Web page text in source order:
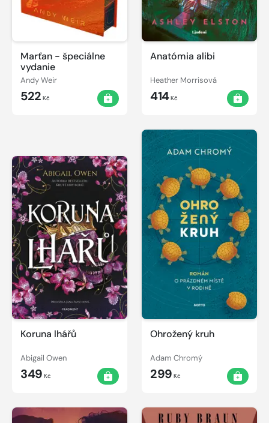
Marťan - špeciálne
vydanie
Andy Weir
522 Kč
Anatómia alibi
Heather Morrisová
414Kč
Koruna lhářů
Abigail Owen
349 Kč
Ohrožený kruh
Adam Chromý
299 Kč